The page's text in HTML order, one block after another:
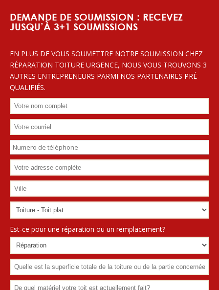
DEMANDE DE SOUMISSION : RECEVEZ
JUSQU’À 3+1 SOUMISSIONS
EN PLUS DE VOUS SOUMETTRE NOTRE SOUMISSION CHEZ
RÉPARATION TOITURE URGENCE, NOUS VOUS TROUVONS 3
AUTRES ENTREPRENEURS PARMI NOS PARTENAIRES PRÉ-
QUALIFIÉS.
Est-ce pour une réparation ou un remplacement?